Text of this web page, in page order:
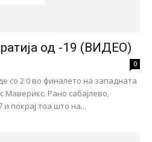
од -19 (ВИДЕО)
0
со 2:0 во финалето на западната
Маверикс. Рано сабајлево,
и покрај тоа што на...